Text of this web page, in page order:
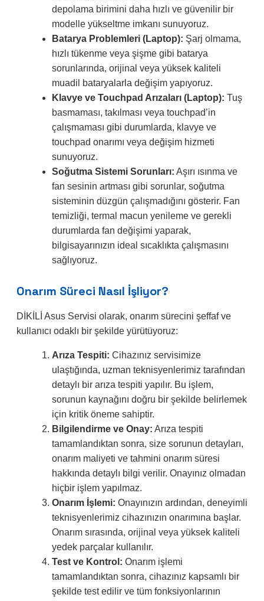
depolama birimini daha hızlı ve güvenilir bir
modelle yükseltme imkanı sunuyoruz.
Batarya Problemleri (Laptop): Şarj olmama,
hızlı tükenme veya şişme gibi batarya
sorunlarında, orijinal veya yüksek kaliteli
muadil bataryalarla değişim yapıyoruz.
Klavye ve Touchpad Arızaları (Laptop): Tuş
basmaması, takılması veya touchpad’in
çalışmaması gibi durumlarda, klavye ve
touchpad onarımı veya değişim hizmeti
sunuyoruz.
Soğutma Sistemi Sorunları: Aşırı ısınma ve
fan sesinin artması gibi sorunlar, soğutma
sisteminin düzgün çalışmadığını gösterir. Fan
temizliği, termal macun yenileme ve gerekli
durumlarda fan değişimi yaparak,
bilgisayarınızın ideal sıcaklıkta çalışmasını
sağlıyoruz.
Onarım Süreci Nasıl İşliyor?
DİKİLİ Asus Servisi olarak, onarım sürecini şeffaf ve
kullanıcı odaklı bir şekilde yürütüyoruz:
Arıza Tespiti: Cihazınız servisimize
ulaştığında, uzman teknisyenlerimiz tarafından
detaylı bir arıza tespiti yapılır. Bu işlem,
sorunun kaynağını doğru bir şekilde belirlemek
için kritik öneme sahiptir.
Bilgilendirme ve Onay: Arıza tespiti
tamamlandıktan sonra, size sorunun detayları,
onarım maliyeti ve tahmini onarım süresi
hakkında detaylı bilgi verilir. Onayınız olmadan
hiçbir işlem yapılmaz.
Onarım İşlemi: Onayınızın ardından, deneyimli
teknisyenlerimiz cihazınızın onarımına başlar.
Onarım sırasında, orijinal veya yüksek kaliteli
yedek parçalar kullanılır.
Test ve Kontrol: Onarım işlemi
tamamlandıktan sonra, cihazınız kapsamlı bir
şekilde test edilir ve tüm fonksiyonlarının